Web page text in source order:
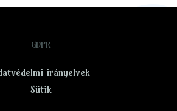
GDPR
irányelvek
Sütik